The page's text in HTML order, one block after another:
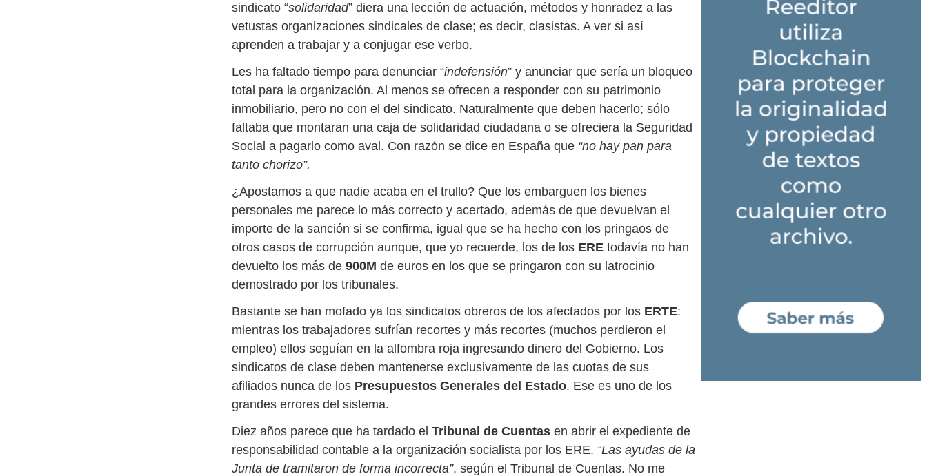
sindicato “solidaridad” diera una lección de actuación, métodos y honradez a las
vetustas organizaciones sindicales de clase; es decir, clasistas. A ver si así
aprenden a trabajar y a conjugar ese verbo.
Les ha faltado tiempo para denunciar “indefensión” y anunciar que sería un bloqueo
total para la organización. Al menos se ofrecen a responder con su patrimonio
inmobiliario, pero no con el del sindicato. Naturalmente que deben hacerlo; sólo
faltaba que montaran una caja de solidaridad ciudadana o se ofreciera la Seguridad
Social a pagarlo como aval. Con razón se dice en España que “no hay pan para
tanto chorizo”.
¿Apostamos a que nadie acaba en el trullo? Que los embarguen los bienes
personales me parece lo más correcto y acertado, además de que devuelvan el
importe de la sanción si se confirma, igual que se ha hecho con los pringaos de
otros casos de corrupción aunque, que yo recuerde, los de los ERE todavía no han
devuelto los más de 900M de euros en los que se pringaron con su latrocinio
demostrado por los tribunales.
Bastante se han mofado ya los sindicatos obreros de los afectados por los ERTE:
mientras los trabajadores sufrían recortes y más recortes (muchos perdieron el
empleo) ellos seguían en la alfombra roja ingresando dinero del Gobierno. Los
sindicatos de clase deben mantenerse exclusivamente de las cuotas de sus
afiliados nunca de los Presupuestos Generales del Estado. Ese es uno de los
grandes errores del sistema.
Diez años parece que ha tardado el Tribunal de Cuentas en abrir el expediente de
responsabilidad contable a la organización socialista por los ERE. “Las ayudas de la
Junta de tramitaron de forma incorrecta”, según el Tribunal de Cuentas. No me